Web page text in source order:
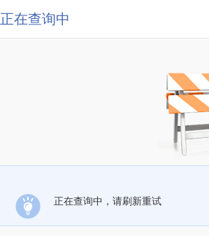
正在查询中
正在查询中，请刷新重试